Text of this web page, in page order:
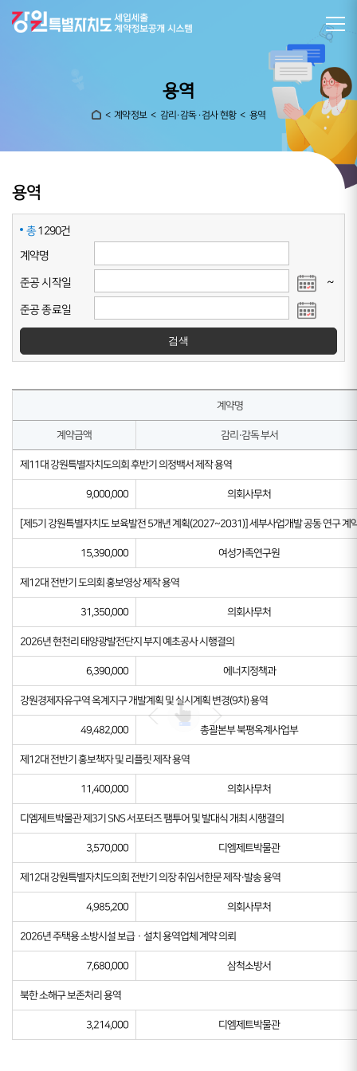
용역
계약정보 감리·감독 ·검사 현황 용역
용역
총1290건
계약명
준공 시작일 ~
준공 종료일
계약명
계약금액 감리·감독 부서
제11대 강원특별자치도의회 후반기 의정백서 제작 용역
9,000,000 의회사무처
[제5기 강원특별자치도 보육발전 5개년 계획(2027~2031)] 세부사업개발 공동 연구 계
15,390,000 여성가족연구원
제12대 전반기 도의회 홍보영상 제작 용역
31,350,000 의회사무처
2026년 현천리 태양광발전단지 부지 예초공사 시행결의
6,390,000 에너지정책과
강원경제자유구역 옥계지구 개발계획 및 실시계획 변경(9차) 용역
49,482,000 총괄본부 북평옥계사업부
제12대 전반기 홍보책자 및 리플릿 제작 용역
11,400,000 의회사무처
디엠제트박물관 제3기 SNS 서포터즈 팸투어 및 발대식 개최 시행결의
3,570,000 디엠제트박물관
제12대 강원특별자치도의회 전반기 의장 취임서한문 제작·발송 용역
4,985,200 의회사무처
2026년 주택용 소방시설 보급ㆍ설치 용역업체 계약 의뢰
7,680,000 삼척소방서
북한 소해구 보존처리 용역
3,214,000 디엠제트박물관